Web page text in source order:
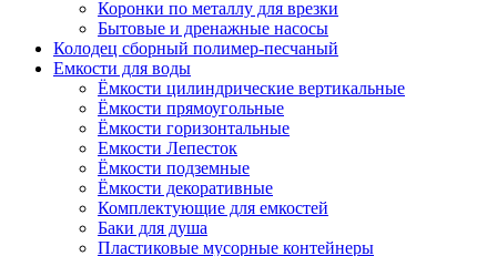
Коронки по металлу для врезки
Бытовые и дренажные насосы
Колодец сборный полимер-песчаный
Емкости для воды
Ёмкости цилиндрические вертикальные
Ёмкости прямоугольные
Ёмкости горизонтальные
Емкости Лепесток
Ёмкости подземные
Ёмкости декоративные
Комплектующие для емкостей
Баки для душа
Пластиковые мусорные контейнеры